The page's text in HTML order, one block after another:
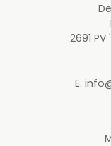
2691
E.